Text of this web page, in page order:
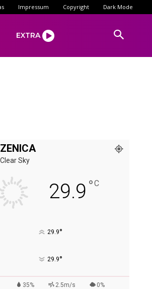
Impressum Copyright Dark Mode
EXTRA
ZENICA
Clear Sky
29.9 °C
29.9°
29.9°
35% 2.5m/s 0%